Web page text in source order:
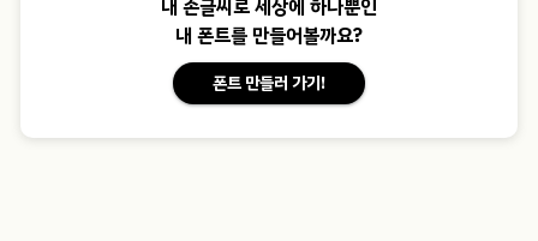
내 손글씨로 세상에 하나뿐인
내 폰트를 만들어볼까요?
폰트 만들러 가기!